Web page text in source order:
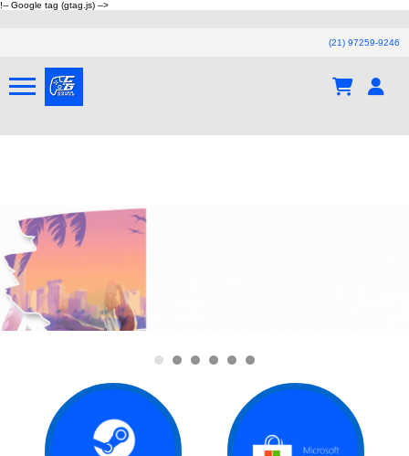
!-- Google tag (gtag.js) -->
(21) 97259-9246